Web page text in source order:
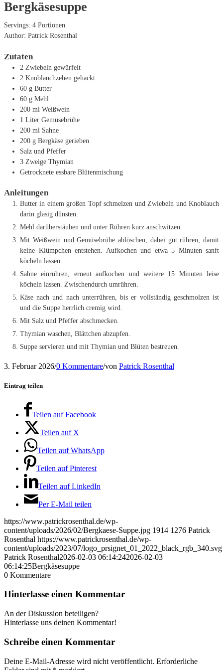
Bergkäsesuppe
Servings: 4 Portionen
Author: Patrick Rosenthal
Zutaten
2 Zwiebeln gewürfelt
2 Knoblauchzehen gehackt
60 g Butter
60 g Mehl
200 ml Weißwein
1 Liter Gemüsebrühe
200 ml Sahne
200 g Bergkäse gerieben
Salz und Pfeffer
3 Zweige Thymian
Getrocknete essbare Blütenmischung
Anleitungen
Butter in einem großen Topf schmelzen und Zwiebeln und Knoblauch
darin glasig dünsten.
Mehl darüberstäuben und unter Rühren kurz anschwitzen.
Mit Weißwein und Gemüsebrühe ablöschen, dabei gut rühren, damit
keine Klümpchen entstehen. Aufkochen und etwa 5 Minuten sanft
köcheln lassen.
Sahne einrühren, erneut aufkochen und weitere 15 Minuten leise
köcheln lassen. Zwischendurch umrühren.
Käse nach und nach unterrühren, bis er vollständig geschmolzen ist
und die Suppe herrlich cremig wird.
Mit Salz und Pfeffer abschmecken.
Thymian waschen, Blättchen abzupfen.
Suppe servieren und mit Thymian und Blüten bestreuen.
3. Februar 2026/0 Kommentare/von Patrick Rosenthal
Eintrag teilen
Teilen auf Facebook
Teilen auf X
Teilen auf WhatsApp
Teilen auf Pinterest
Teilen auf LinkedIn
Per E-Mail teilen
https://www.patrickrosenthal.de/wp-
content/uploads/2026/02/Bergkaese-Suppe.jpg 1914 1276 Patrick
Rosenthal https://www.patrickrosenthal.de/wp-
content/uploads/2023/07/logo_prsignet_01_2022_black_rgb_340.svg
Patrick Rosenthal2026-02-03 06:14:242026-02-03
06:14:25Bergkäsesuppe
0 Kommentare
Hinterlasse einen Kommentar
An der Diskussion beteiligen?
Hinterlasse uns deinen Kommentar!
Schreibe einen Kommentar
Deine E-Mail-Adresse wird nicht veröffentlicht. Erforderliche